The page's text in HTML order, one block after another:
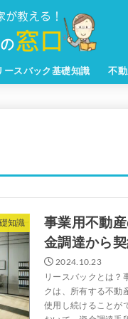
ースバック基礎知識 不
知識
事業用不動
金調達から
2024.10.23
リースバックとは？
クは、所有する不動
使用し続けることが